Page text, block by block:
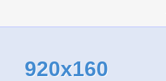
920x160